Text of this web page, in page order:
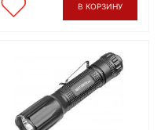
В КОРЗИНУ